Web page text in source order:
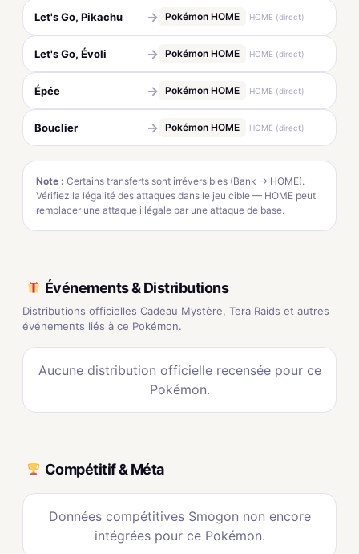
Let's Go, Pikachu → Pokémon HOME HOME (direct)
Let's Go, Évoli → Pokémon HOME HOME (direct)
Épée → Pokémon HOME HOME (direct)
Bouclier → Pokémon HOME HOME (direct)
Note : Certains transferts sont irréversibles (Bank → HOME).
Vérifiez la légalité des attaques dans le jeu cible — HOME peut
remplacer une attaque illégale par une attaque de base.
Événements & Distributions
Distributions officielles Cadeau Mystère, Tera Raids et autres
événements liés à ce Pokémon.
Aucune distribution officielle recensée pour ce
Pokémon.
Compétitif & Méta
Données compétitives Smogon non encore
intégrées pour ce Pokémon.